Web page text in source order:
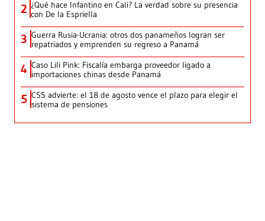
2 ¿Qué hace Infantino en Cali? La verdad sobre su presencia
con De la Espriella
3 Guerra Rusia-Ucrania: otros dos panameños logran ser
repatriados y emprenden su regreso a Panamá
4 Caso Lili Pink: Fiscalía embarga proveedor ligado a
importaciones chinas desde Panamá
5 CSS advierte: el 18 de agosto vence el plazo para elegir el
sistema de pensiones